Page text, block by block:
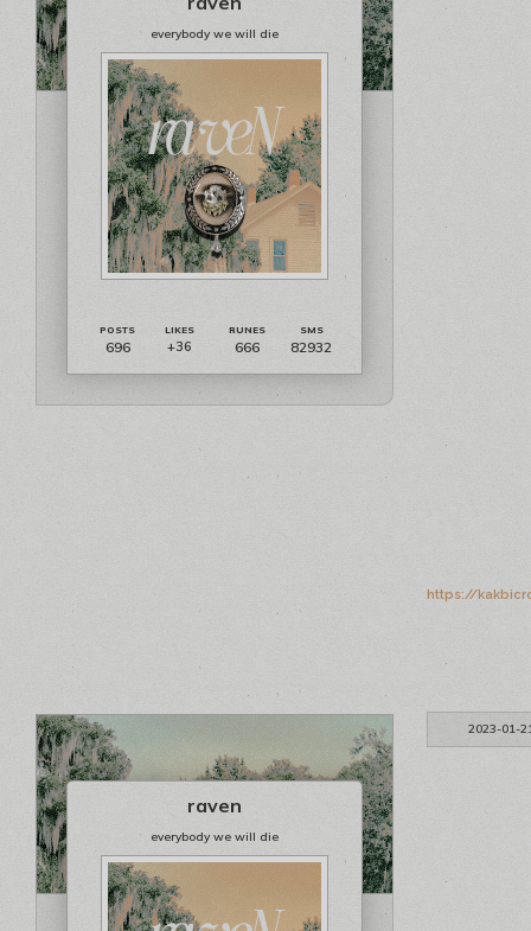
everybody we will die
696 +36 666 82932
https://
2023-01-
raven
everybody we will die